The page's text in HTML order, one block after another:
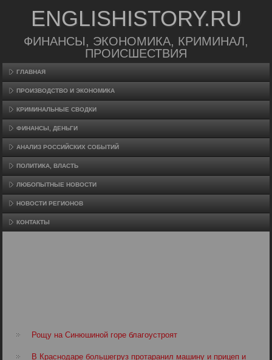
ENGLISHISTORY.RU
ФИНАНСЫ, ЭКОНОМИКА, КРИМИНАЛ,
ПРОИСШЕСТВИЯ
ГЛАВНАЯ
ПРОИЗВΟДСТВО И ЭКОНОМИКА
КРИМИНАЛЬНЫЕ СВОДКИ
ФИНАНСЫ, ДЕНЬГИ
АНАЛИЗ РОССИЙСКИХ СОБЫТИЙ
ПОЛИТИКА, ВЛАСТЬ
ЛЮБОПЫТНЫЕ НОВОСТИ
НОВОСТИ РЕГИОНОВ
КОНТАКТЫ
Рощу на Синюшиной горе благоустроят
В Краснодаре большегруз протаранил машину и прицеп и